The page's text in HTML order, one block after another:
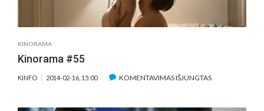
KINORAMA
Kinorama #55
KINFO 2014-02-16, 15:00 KOMENTAVIMAS IŠJUNGTASĮRAŠE